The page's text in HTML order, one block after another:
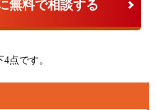
無料で相談する
点です。